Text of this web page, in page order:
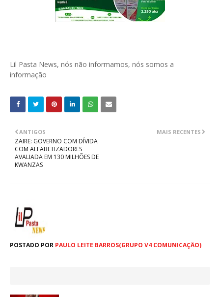
Lil Pasta News, nós não informamos, nós somos a
informação
MAIS RECENTES
ANTIGOS
ZAIRE: GOVERNO COM DÍVIDA
COM ALFABETIZADORES
AVALIADA EM 130 MILHÕES DE
KWANZAS
POSTADO POR PAULO LEITE BARROS(GRUPO V4 COMUNICAÇÃO)